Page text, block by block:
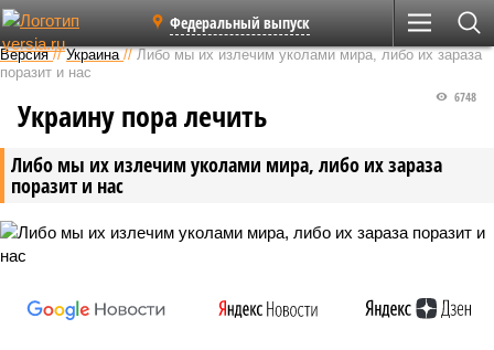
Федеральный выпуск
Версия //Украина //Либо мы их излечим уколами мира, либо их зараза
поразит и нас
Либо мы их излечим уколами мира, либо их зараза
поразит и нас
6748
Украину пора лечить